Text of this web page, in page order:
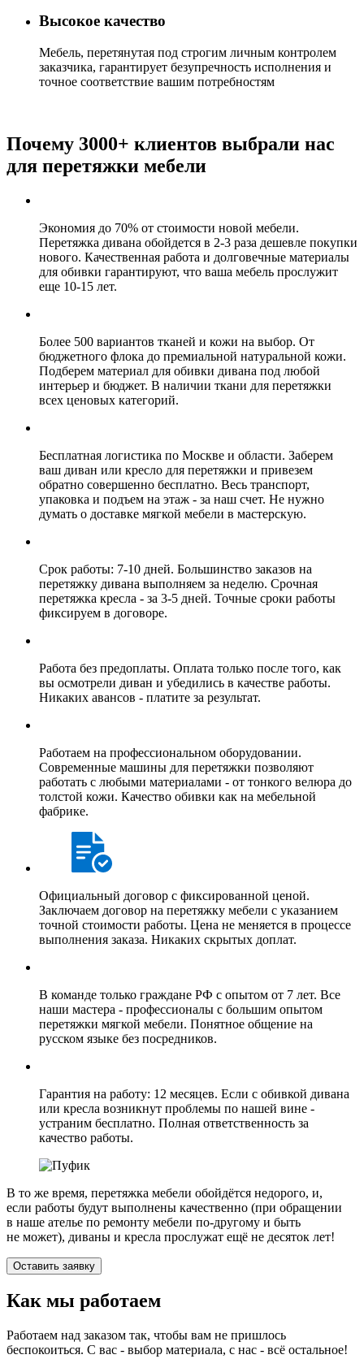
Высокое качество
Мебель, перетянутая под строгим личным контролем
заказчика, гарантирует безупречность исполнения и
точное соответствие вашим потребностям
Почему 3000+ клиентов выбрали нас
для перетяжки мебели
Экономия до 70% от стоимости новой мебели.
Перетяжка дивана обойдется в 2-3 раза дешевле покупки
нового. Качественная работа и долговечные материалы
для обивки гарантируют, что ваша мебель прослужит
еще 10-15 лет.
Более 500 вариантов тканей и кожи на выбор. От
бюджетного флока до премиальной натуральной кожи.
Подберем материал для обивки дивана под любой
интерьер и бюджет. В наличии ткани для перетяжки
всех ценовых категорий.
Бесплатная логистика по Москве и области. Заберем
ваш диван или кресло для перетяжки и привезем
обратно совершенно бесплатно. Весь транспорт,
упаковка и подъем на этаж - за наш счет. Не нужно
думать о доставке мягкой мебели в мастерскую.
Срок работы: 7-10 дней. Большинство заказов на
перетяжку дивана выполняем за неделю. Срочная
перетяжка кресла - за 3-5 дней. Точные сроки работы
фиксируем в договоре.
Работа без предоплаты. Оплата только после того, как
вы осмотрели диван и убедились в качестве работы.
Никаких авансов - платите за результат.
Работаем на профессиональном оборудовании.
Современные машины для перетяжки позволяют
работать с любыми материалами - от тонкого велюра до
толстой кожи. Качество обивки как на мебельной
фабрике.
Официальный договор с фиксированной ценой.
Заключаем договор на перетяжку мебели с указанием
точной стоимости работы. Цена не меняется в процессе
выполнения заказа. Никаких скрытых доплат.
В команде только граждане РФ с опытом от 7 лет. Все
наши мастера - профессионалы с большим опытом
перетяжки мягкой мебели. Понятное общение на
русском языке без посредников.
Гарантия на работу: 12 месяцев. Если с обивкой дивана
или кресла возникнут проблемы по нашей вине -
устраним бесплатно. Полная ответственность за
качество работы.
В то же время, перетяжка мебели обойдётся недорого, и,
если работы будут выполнены качественно (при обращении
в наше ателье по ремонту мебели по‑другому и быть
не может), диваны и кресла прослужат ещё не десяток лет!
Оставить заявку
Как мы работаем
Работаем над заказом так, чтобы вам не пришлось
беспокоиться. С вас - выбор материала, с нас - всё остальное!